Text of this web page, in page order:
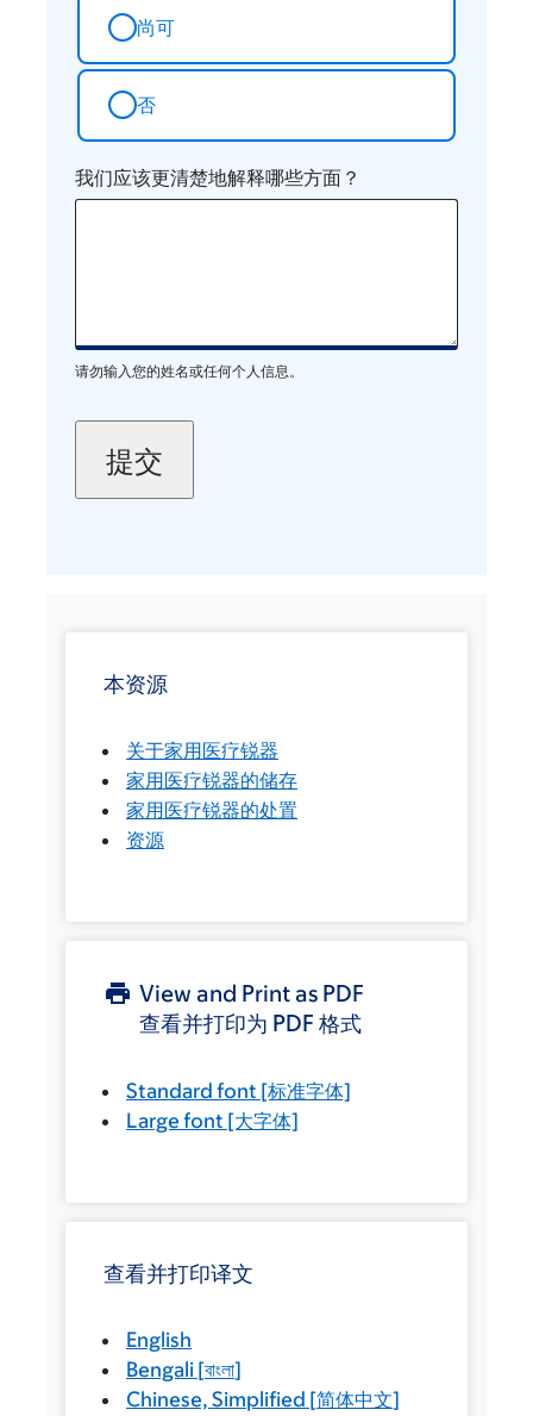
尚可
否
我们应该更清楚地解释哪些方面？
请勿输入您的姓名或任何个人信息。
本资源
关于家用医疗锐器
家用医疗锐器的储存
家用医疗锐器的处置
资源
View and Print as PDF
查看并打印为 PDF 格式
Standard font [标准字体]
Large font [大字体]
查看并打印译文
English
Bengali [বাংলা]
Chinese, Simplified [简体中文]